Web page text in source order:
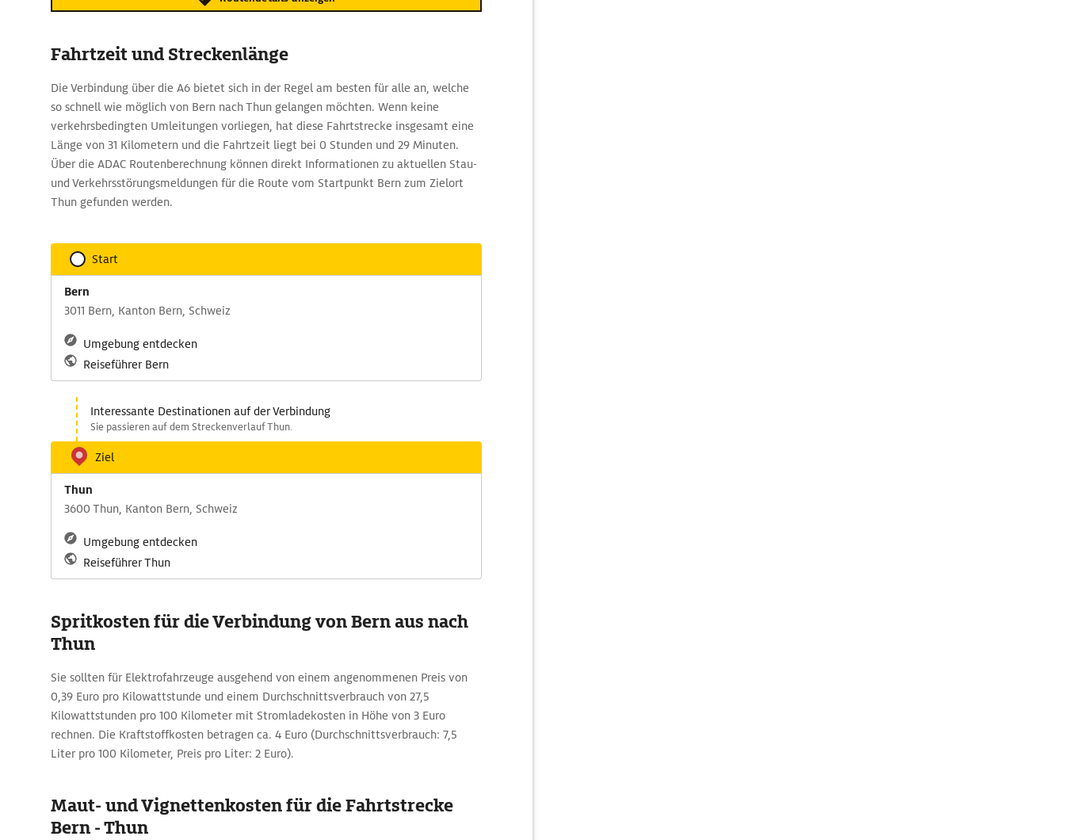
Fahrtzeit und Streckenlänge
Die Verbindung über die A6 bietet sich in der Regel am besten für alle an, welche
so schnell wie möglich von Bern nach Thun gelangen möchten. Wenn keine
verkehrsbedingten Umleitungen vorliegen, hat diese Fahrtstrecke insgesamt eine
Länge von 31 Kilometern und die Fahrtzeit liegt bei 0 Stunden und 29 Minuten.
Über die ADAC Routenberechnung können direkt Informationen zu aktuellen Stau-
und Verkehrsstörungsmeldungen für die Route vom Startpunkt Bern zum Zielort
Thun gefunden werden.
Start
Bern
3011 Bern, Kanton Bern, Schweiz
Umgebung entdecken
Reiseführer Bern
Interessante Destinationen auf der Verbindung
Sie passieren auf dem Streckenverlauf Thun.
Ziel
Thun
3600 Thun, Kanton Bern, Schweiz
Umgebung entdecken
Reiseführer Thun
Spritkosten für die Verbindung von Bern aus nach
Thun
Sie sollten für Elektrofahrzeuge ausgehend von einem angenommenen Preis von
0,39 Euro pro Kilowattstunde und einem Durchschnittsverbrauch von 27,5
Kilowattstunden pro 100 Kilometer mit Stromladekosten in Höhe von 3 Euro
rechnen. Die Kraftstoffkosten betragen ca. 4 Euro (Durchschnittsverbrauch: 7,5
Liter pro 100 Kilometer, Preis pro Liter: 2 Euro).
Maut- und Vignettenkosten für die Fahrtstrecke
Bern - Thun